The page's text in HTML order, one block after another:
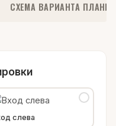
СХЕМА ВАРИАНТА
слева